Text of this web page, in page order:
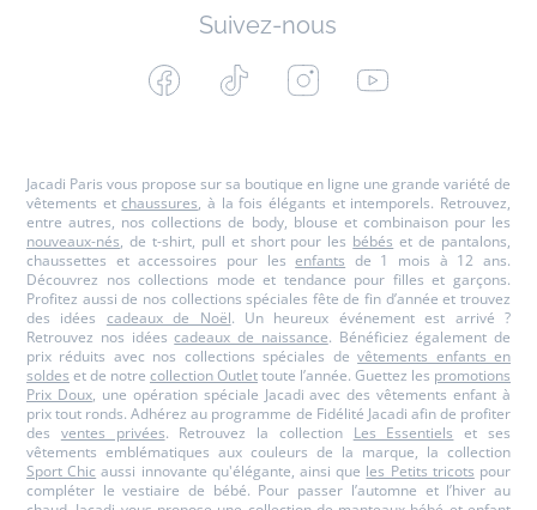
Suivez-nous
Facebook Tiktok InstagramYoutube
Jacadi Paris vous propose sur sa boutique en ligne une grande variété de
vêtements etchaussures, à la fois élégants et intemporels. Retrouvez,
entre autres, nos collections de body, blouse et combinaison pour les
nouveaux-nés, de t-shirt, pull et short pour les bébés et de pantalons,
chaussettes et accessoires pour lesenfants de 1 mois à 12 ans.
Découvrez nos collections mode et tendance pour filles et garçons.
Profitez aussi de nos collections spéciales fête de fin d’année et trouvez
des idées cadeaux de Noël. Un heureux événement est arrivé ?
Retrouvez nos idéescadeaux de naissance. Bénéficiez également de
prix réduits avec nos collections spéciales devêtements enfants en
soldes et de notre collection Outlettoute l’année. Guettez les promotions
Prix Doux, une opération spéciale Jacadi avec des vêtements enfant à
prix tout ronds. Adhérez au programme de Fidélité Jacadi afin de profiter
des ventes privées. Retrouvez la collection Les Essentiels et ses
vêtements emblématiques aux couleurs de la marque, la collection
Sport Chic aussi innovante qu'élégante, ainsi que les Petits tricots pour
compléter le vestiaire de bébé. Pour passer l’automne et l’hiver au